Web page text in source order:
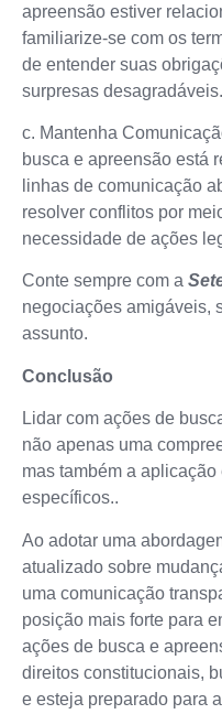
apreensão estiver
familiarize-se com os
de entender suas
surpresas desagradáveis.
c. Mantenha
busca e apreensão está
linhas de comunicação
resolver conflitos por
necessidade de ações
Conte sempre com a
negociações amigáveis,
assunto.
Conclusão
Lidar com ações de
não apenas uma
mas também a
específicos..
Ao adotar uma
atualizado sobre
uma comunicação
posição mais forte para
ações de busca e
direitos constitucionais,
e esteja preparado para